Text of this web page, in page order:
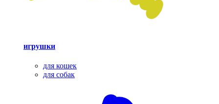
игрушки
для кошек
для собак